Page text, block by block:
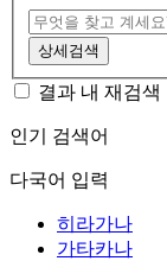
상세검색
결과 내 재검색
인기 검색어
다국어 입력
히라가나
가타카나